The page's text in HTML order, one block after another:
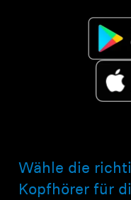
Wähle die
Kopfhörer für